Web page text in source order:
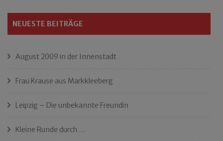
NEUESTE BEITRÄGE
August 2009 in der Innenstadt
Frau Krause aus Markkleeberg
Leipzig – Die unbekannte Freundin
Kleine Runde durch …